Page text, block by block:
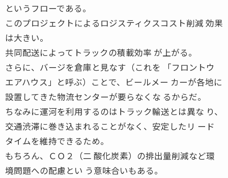
というフローである。
このプロジェクトによるロジスティクスコスト削減 効果
は大きい。
共同配送によってトラックの積載効率 が上がる。
さらに、バージを倉庫と見なす（これを 「フロントウ
エアハウス」と呼ぶ）ことで、ビールメー カーが各地に
設置してきた物流センターが要らなくな るからだ。
ちなみに運河を利用するのはトラック輸送とは異な り、
交通渋滞に巻き込まれることがなく、安定したリ ード
タイムを維持できるため。
もちろん、ＣＯ２（二 酸化炭素）の排出量削減など環
境問題への配慮とい う意味合いもある。